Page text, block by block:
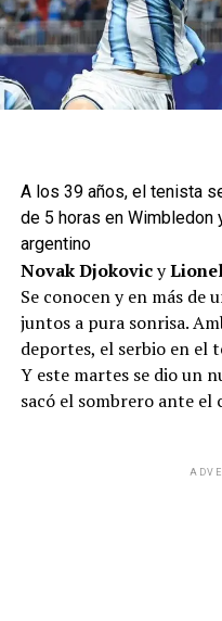
A los 39 años, el tenista
de 5 horas en Wimbledon
argentino
Novak Djokovicy
Se conocen y en más de
juntos a pura sonrisa.
deportes, el serbio en el
Y este martes se dio un
sacó el sombrero ante el